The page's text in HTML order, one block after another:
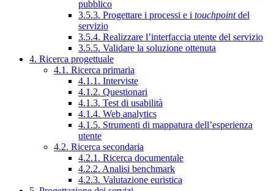
pubblico
3.5.3. Progettare i processi e i touchpointdel
servizio
3.5.4. Realizzare l’interfaccia utente del servizio
3.5.5. Validare la soluzione ottenuta
4. Ricerca progettuale
4.1. Ricerca primaria
4.1.1. Interviste
4.1.2. Questionari
4.1.3. Test di usabilità
4.1.4. Web analytics
4.1.5. Strumenti di mappatura dell’esperienza
utente
4.2. Ricerca secondaria
4.2.1. Ricerca documentale
4.2.2. Analisi benchmark
4.2.3. Valutazione euristica